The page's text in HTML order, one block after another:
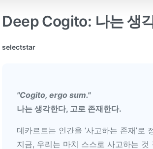
Deep Cogito: 나는 생
selectstar
"Cogito, ergo sum."
나는 생각한다, 고로 존재한다.
데카르트는 인간을 ‘사고하는 존재’
지금, 우리는 마치 스스로 사고하는